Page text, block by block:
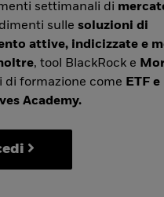
settimanali di
sullesoluzioni di
attive, indicizzate e
, tool BlackRock e
di formazione come ETF e
Academy.